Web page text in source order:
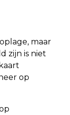
maar
zijn is niet
op